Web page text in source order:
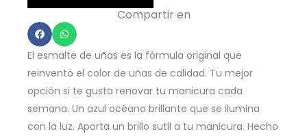
Do
You
Sea
What
I
Sea?
Compartir en
El esmalte de uñas es la fórmula original que
reinventó el color de uñas de calidad. Tu mejor
opción si te gusta renovar tu manicura cada
semana. Un azul océano brillante que se ilumina
con la luz. Aporta un brillo sutil a tu manicura. Hecho